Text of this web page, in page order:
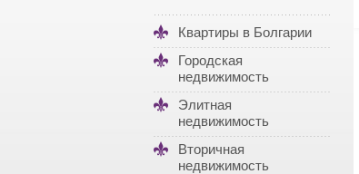
Квартиры в Болгарии
Городская
недвижимость
Элитная
недвижимость
Вторичная
недвижимость